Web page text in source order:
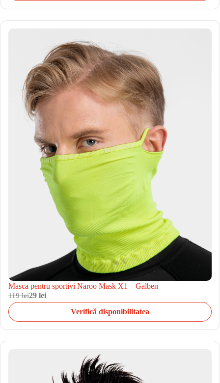
Masca pentru sportivi Naroo Mask X1 – Galben
119 lei29 lei
Verifică disponibilitatea